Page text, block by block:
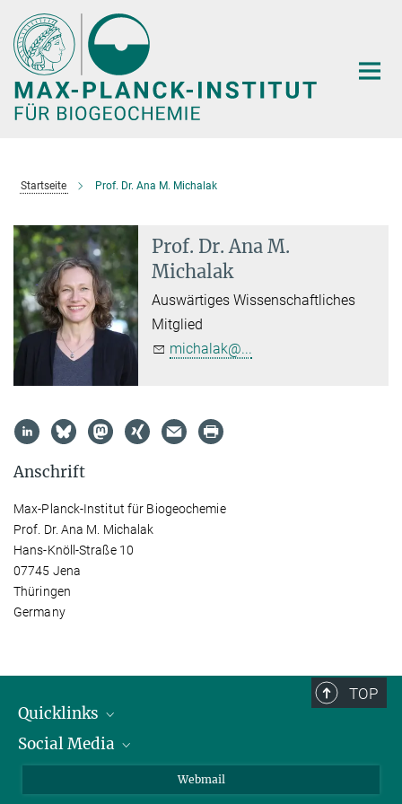
Hauptinhalt
Startseite Prof. Dr. Ana M. Michalak
Prof. Dr. Ana M.
Michalak
Auswärtiges Wissenschaftliches
Mitglied
michalak@...
Anschrift
Max-Planck-Institut für Biogeochemie
Prof. Dr. Ana M. Michalak
Hans-Knöll-Straße 10
07745 Jena
Thüringen
Germany
TOP
Quicklinks
IMPRS Graduiertenschule
Social Media
Webmail